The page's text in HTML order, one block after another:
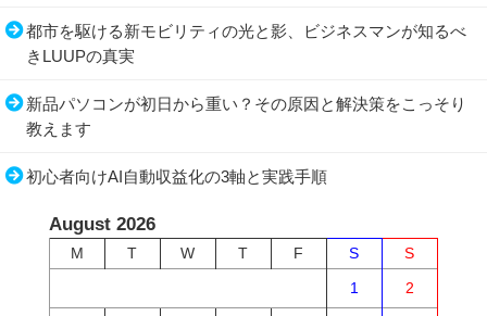
都市を駆ける新モビリティの光と影、ビジネスマンが知るべ
きLUUPの真実
新品パソコンが初日から重い？その原因と解決策をこっそり
教えます
初心者向けAI自動収益化の3軸と実践手順
August 2026
M T W T F S
S
1
2